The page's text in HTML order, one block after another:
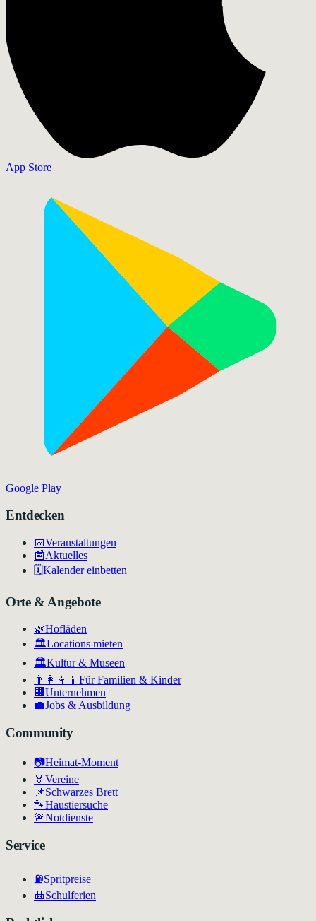
App Store
Google Play
Entdecken
📅Veranstaltungen
📰Aktuelles
🗓️Kalender einbetten
Orte & Angebote
🌿Hofläden
🏛️Locations mieten
🏛Kultur & Museen
👨‍👩‍👧‍👦 Für Familien & Kinder
🏢 Unternehmen
💼Jobs & Ausbildung
Community
📷Heimat-Moment
🏅 Vereine
📌Schwarzes Brett
🐾Haustiersuche
🚨Notdienste
Service
⛽Spritpreise
🎒Schulferien